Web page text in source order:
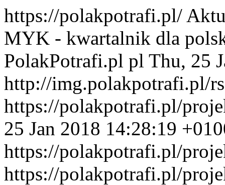
https://polakpotrafi.pl/
MYK - kwartalnik dla
PolakPotrafi.pl pl Thu, 25
http://img.polakpotrafi.pl/
https://polakpotrafi.pl/
25 Jan 2018 14:28:19
https://polakpotrafi.pl/
https://polakpotrafi.pl/